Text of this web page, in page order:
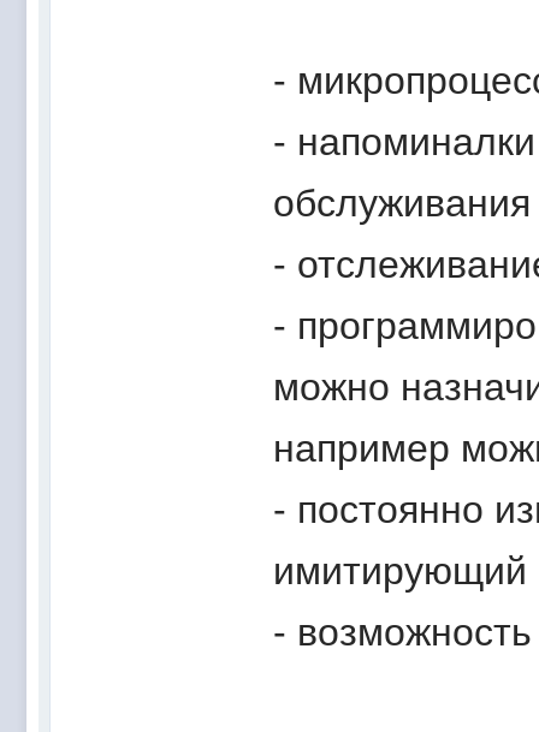
-
-
обслуживания
-
-
можно
например
- постоянно
имитирующий
-